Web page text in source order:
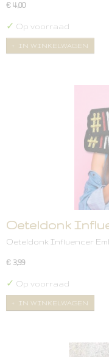
€ 4,00
✓ Op voorraad
IN WINKELWAGEN
Oeteldonk
Oeteldonk Influencer
€ 3,99
✓ Op voorraad
IN WINKELWAGEN